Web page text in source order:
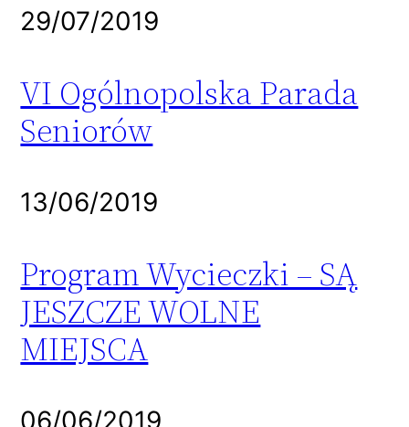
29/07/2019
VI Ogólnopolska Parada
Seniorów
13/06/2019
Program Wycieczki – SĄ
JESZCZE WOLNE
MIEJSCA
06/06/2019